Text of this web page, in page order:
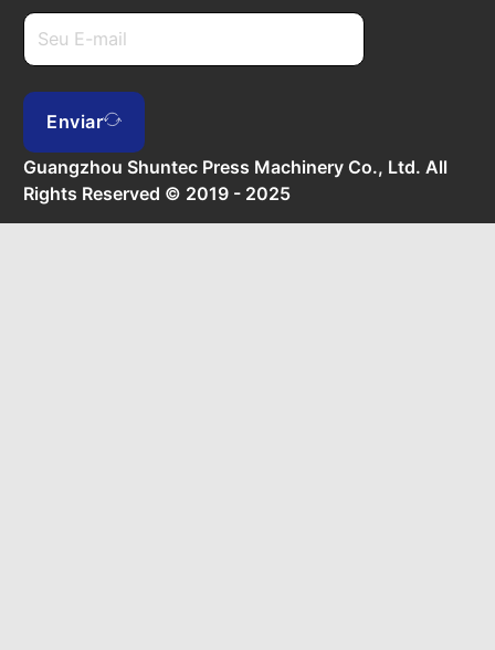
Enviar
Guangzhou Shuntec Press Machinery Co., Ltd. All
Rights Reserved © 2019 - 2025